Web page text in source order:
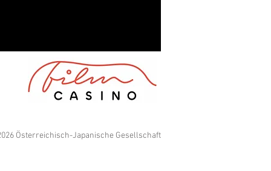
Österreichisch-Japanische Gesellschaft